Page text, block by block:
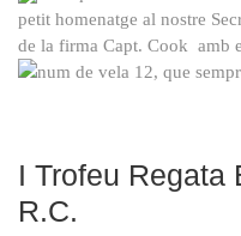
petit homenatge al nostre
de la firma Capt. Cook amb
num de vela 12, que
I Trofeu Regata
R.C.